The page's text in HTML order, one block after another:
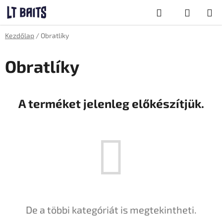
Ugrás
fő
tartalomhoz
Keresés
Kezdőlap / Obratlíky
Obratlíky
A terméket jelenleg előkészítjük.
De a többi kategóriát is megtekintheti.